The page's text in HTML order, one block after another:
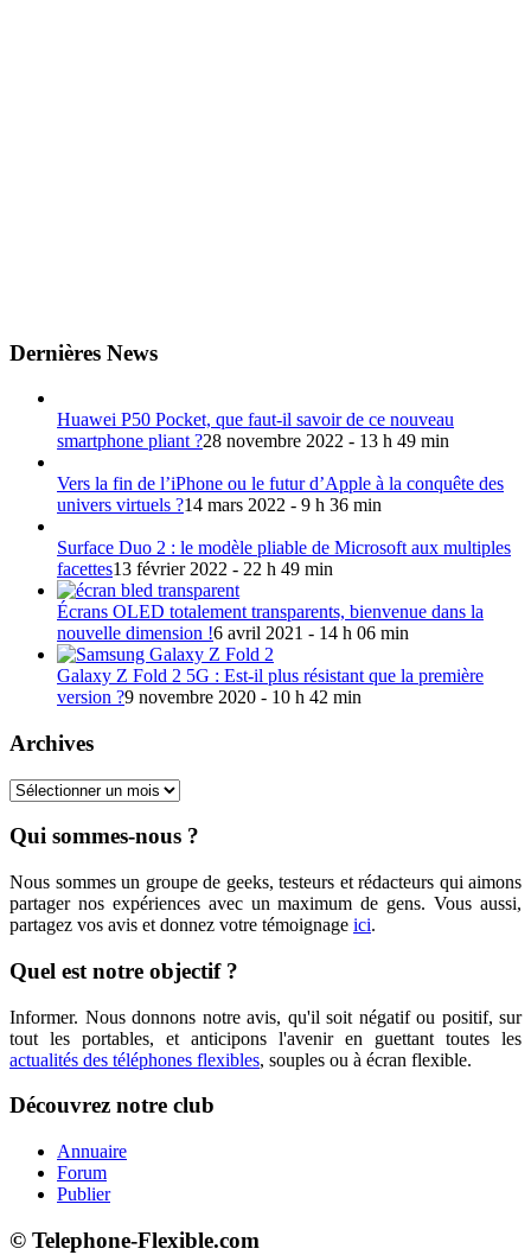
Dernières News
Huawei P50 Pocket, que faut-il savoir de ce nouveau
smartphone pliant ?28 novembre 2022 - 13 h 49 min
Vers la fin de l’iPhone ou le futur d’Apple à la conquête des
univers virtuels ?14 mars 2022 - 9 h 36 min
Surface Duo 2 : le modèle pliable de Microsoft aux multiples
facettes13 février 2022 - 22 h 49 min
Écrans OLED totalement transparents, bienvenue dans la
nouvelle dimension !6 avril 2021 - 14 h 06 min
Galaxy Z Fold 2 5G : Est-il plus résistant que la première
version ?9 novembre 2020 - 10 h 42 min
Archives
Archives
Qui sommes-nous ?
Nous sommes un groupe de geeks, testeurs et rédacteurs qui aimons
partager nos expériences avec un maximum de gens. Vous aussi,
partagez vos avis et donnez votre témoignage ici.
Quel est notre objectif ?
Informer. Nous donnons notre avis, qu'il soit négatif ou positif, sur
tout les portables, et anticipons l'avenir en guettant toutes les
actualités des téléphones flexibles, souples ou à écran flexible.
Découvrez notre club
Annuaire
Forum
Publier
© Telephone-Flexible.com